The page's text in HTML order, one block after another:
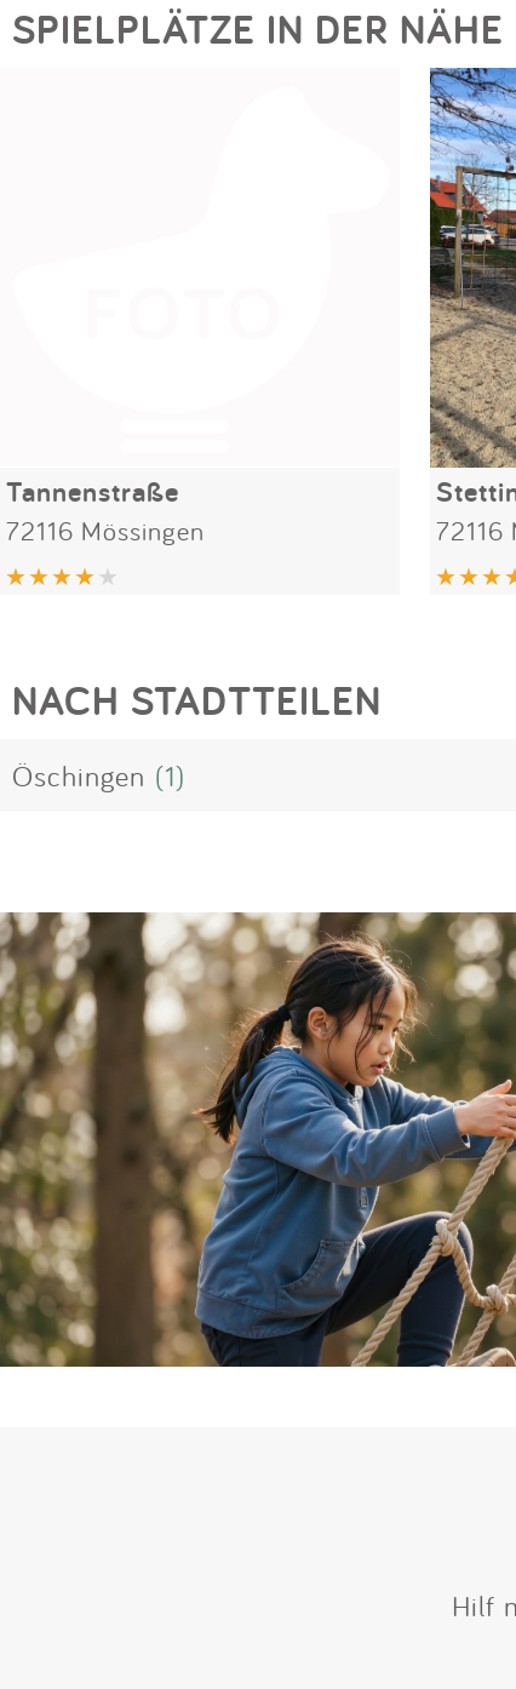
SPIELPLÄTZE IN DER NÄHE
Tannenstraße
72116 Mössingen 72116
NACH STADTTEILEN
Öschingen (1)
Hilf